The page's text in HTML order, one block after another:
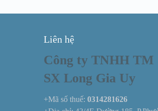
Liên hệ
Công ty TNHH TM
SX Long Gia Uy
+Mã số thuế: